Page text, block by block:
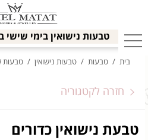
טבעות נישואין בימי
בית / טבעות / טבעות נישואין / טבעות
חזרה לקטגוריה
טבעת נישואין כדורים